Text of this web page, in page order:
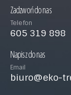
Zadzwoń do nas
Telefon
605 319 898
Napisz do nas
Email
biuro@eko-